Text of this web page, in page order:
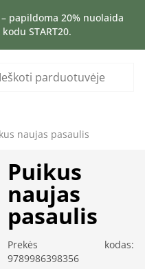
papildoma 20% nuolaida
START20.
naujas pasaulis
Puikus
naujas
pasaulis
Prekės kodas:
9789986398356